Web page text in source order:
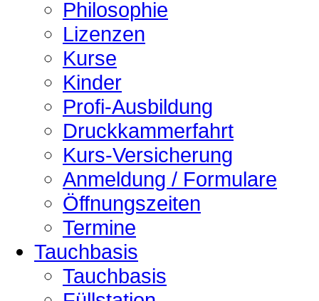
Philosophie
Lizenzen
Kurse
Kinder
Profi-Ausbildung
Druckkammerfahrt
Kurs-Versicherung
Anmeldung / Formulare
Öffnungszeiten
Termine
Tauchbasis
Tauchbasis